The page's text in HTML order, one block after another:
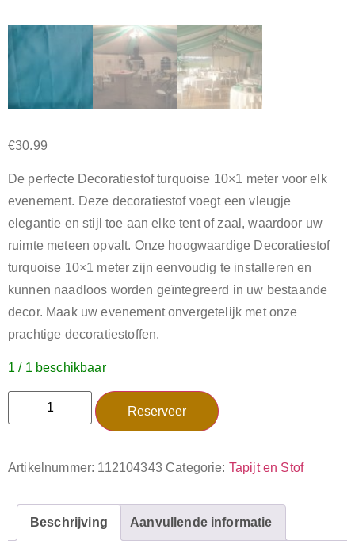
€30.99
De perfecte Decoratiestof turquoise 10×1 meter voor elk
evenement. Deze decoratiestof voegt een vleugje
elegantie en stijl toe aan elke tent of zaal, waardoor uw
ruimte meteen opvalt. Onze hoogwaardige Decoratiestof
turquoise 10×1 meter zijn eenvoudig te installeren en
kunnen naadloos worden geïntegreerd in uw bestaande
decor. Maak uw evenement onvergetelijk met onze
prachtige decoratiestoffen.
1 / 1 beschikbaar
Reserveer
Artikelnummer: 112104343 Categorie: Tapijt en Stof
Beschrijving Aanvullende informatie